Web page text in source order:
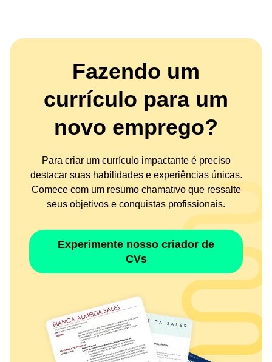
Fazendo um
currículo para um
novo emprego?
Para criar um currículo impactante é preciso
destacar suas habilidades e experiências únicas.
Comece com um resumo chamativo que ressalte
seus objetivos e conquistas profissionais.
Experimente nosso criador de
CVs